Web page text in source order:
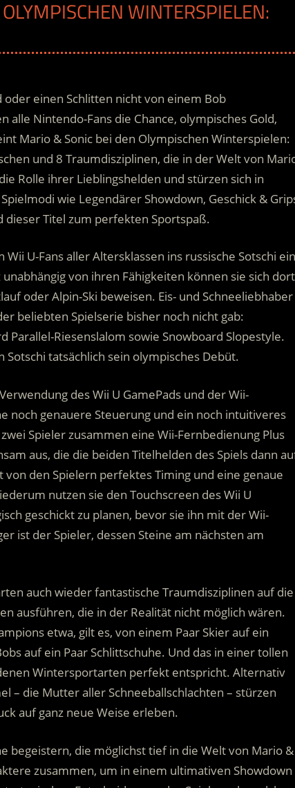
WINTERSPIELEN:
oder einen Schlitten nicht von einem Bob
Nintendo-Fans die Chance, olympisches Gold,
Mario & Sonic bei den Olympischen Winterspielen:
und 8 Traumdisziplinen, die in der Welt von
Rolle ihrer Lieblingshelden und stürzen sich in
wie Legendärer Showdown, Geschick &
Titel zum perfekten Sportspaß.
U-Fans aller Altersklassen ins russische Sotschi
von ihren Fähigkeiten können sie sich dort
oder Alpin-Ski beweisen. Eis- und Schneeliebhaber
beliebten Spielserie bisher noch nicht gab:
Parallel-Riesenslalom sowie Snowboard Slopestyle.
tatsächlich sein olympisches Debüt.
des Wii U GamePads und der Wii-
noch genauere Steuerung und ein noch intuitiveres
Spieler zusammen eine Wii-Fernbedienung Plus
aus, die die beiden Titelhelden des Spiels dann
den Spielern perfektes Timing und eine genaue
nutzen sie den Touchscreen des Wii U
geschickt zu planen, bevor sie ihn mit der Wii-
ist der Spieler, dessen Steine am nächsten am
auch wieder fantastische Traumdisziplinen auf die
ausführen, die in der Realität nicht möglich wären.
etwa, gilt es, von einem Paar Skier auf ein
auf ein Paar Schlittschuhe. Und das in einer tollen
Wintersportarten perfekt entspricht. Alternativ
– die Mutter aller Schneeballschlachten – stürzen
auf ganz neue Weise erleben.
begeistern, die möglichst tief in die Welt von Mario &
zusammen, um in einem ultimativen Showdown